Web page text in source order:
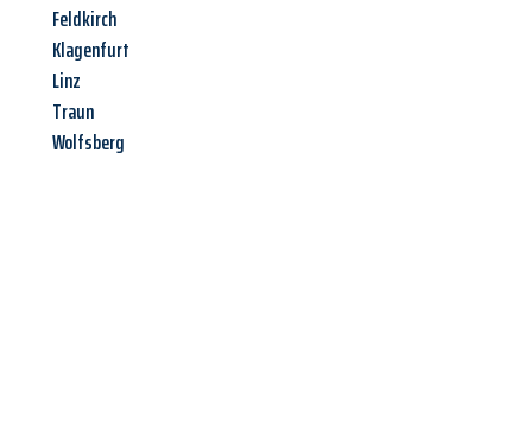
Feldkirch
Klagenfurt
Linz
Traun
Wolfsberg